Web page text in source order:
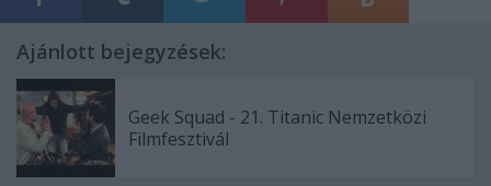
Ajánlott bejegyzések:
Geek Squad - 21. Titanic Nemzetközi
Filmfesztivál